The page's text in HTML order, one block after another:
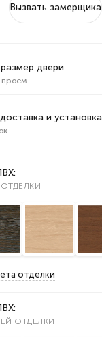
Вызвать замерщика
двери
проем
и установка
отделки
ОТДЕЛКИ